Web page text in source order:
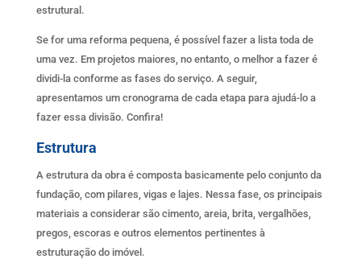
estrutural.
Se for uma reforma pequena, é possível fazer a lista toda de
uma vez. Em projetos maiores, no entanto, o melhor a fazer é
dividi-la conforme as fases do serviço. A seguir,
apresentamos um cronograma de cada etapa para ajudá-lo a
fazer essa divisão. Confira!
Estrutura
A estrutura da obra é composta basicamente pelo conjunto da
fundação, com pilares, vigas e lajes. Nessa fase, os principais
materiais a considerar são cimento, areia, brita, vergalhões,
pregos, escoras e outros elementos pertinentes à
estruturação do imóvel.